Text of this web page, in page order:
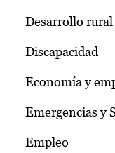
Desarrollo rural
Discapacidad
Economía y
Emergencias y
Empleo